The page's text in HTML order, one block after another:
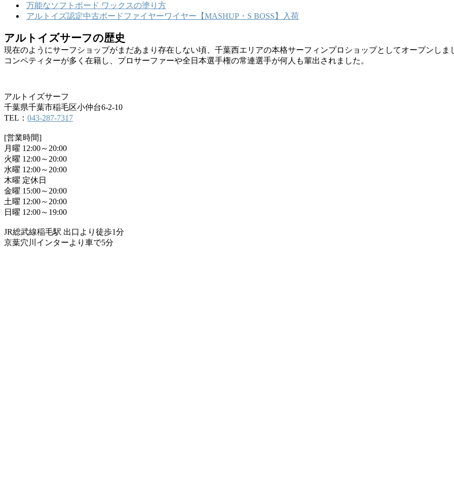
万能なソフトボード ワックスの塗り方
アルトイズ認定中古ボードファイヤーワイヤー【MASHUP・S BOSS】入荷
アルトイズサーフの歴史
現在のようにサーフショップがまだあまり存在しない頃、千葉西エリアの本格サーフィンプロショップとしてオープンしま
コンペティターが多く在籍し、プロサーファーや全日本選手権の常連選手が何人も輩出されました。
アルトイズサーフ
千葉県千葉市稲毛区小仲台6-2-10
TEL： 043-287-7317
[営業時間]
月曜 12:00～20:00
火曜 12:00～20:00
水曜 12:00～20:00
木曜 定休日
金曜 15:00～20:00
土曜 12:00～20:00
日曜 12:00～19:00
JR総武線稲毛駅 出口より徒歩1分
京葉穴川インターより車で5分